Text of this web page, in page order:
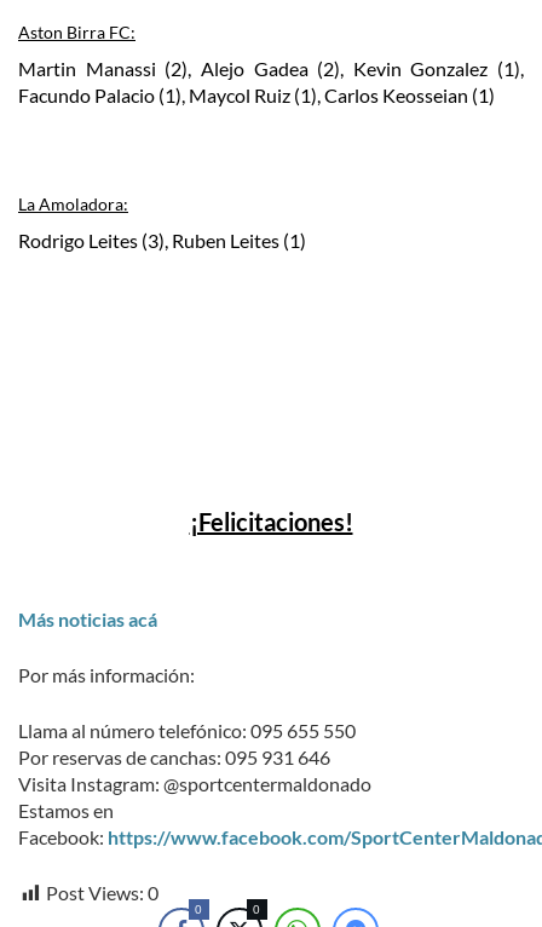
Aston Birra FC:
Martin Manassi (2), Alejo Gadea (2), Kevin Gonzalez (1),
Facundo Palacio (1), Maycol Ruiz (1), Carlos Keosseian (1)
La Amoladora:
Rodrigo Leites (3), Ruben Leites (1)
¡Felicitaciones!
Más noticias acá
Por más información:
Llama al número telefónico: 095 655 550
Por reservas de canchas: 095 931 646
Visita Instagram: @sportcentermaldonado
Estamos en
Facebook: https://www.facebook.com/
Post Views: 0
0 0